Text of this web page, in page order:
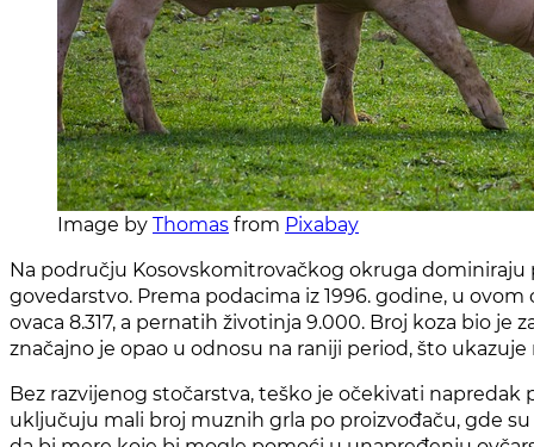
Image by Thomas from Pixabay
Na području Kosovskomitrovačkog okruga dominiraju
govedarstvo. Prema podacima iz 1996. godine, u
ovaca 8.317, a pernatih životinja 9.000. Broj koza bio
značajno je opao u odnosu na raniji period, što
Bez razvijenog stočarstva, teško je očekivati
uključuju mali broj muznih grla po proizvođaču, gde su